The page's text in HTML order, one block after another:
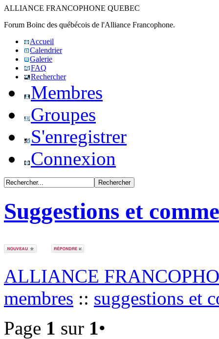
ALLIANCE FRANCOPHONE QUEBEC
Forum Boinc des québécois de l'Alliance Francophone.
Accueil
Calendrier
Galerie
FAQ
Rechercher
Membres
Groupes
S'enregistrer
Connexion
Suggestions et
ALLIANCE
membres :: suggestions et
Page 1 sur 1•